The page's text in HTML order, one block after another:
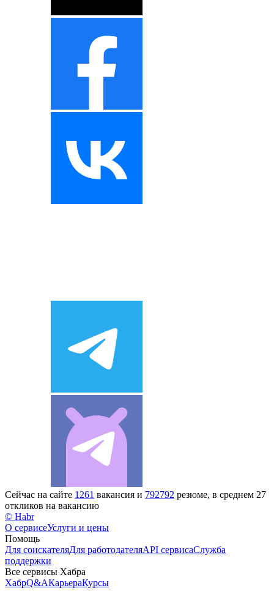
Сейчас на сайте 1261 вакансия и 792792 резюме, в среднем 27
откликов на вакансию
© Habr
О сервисеУслуги и цены
Помощь
Для соискателяДля работодателяAPI сервисаСлужба
поддержки
Все сервисы Хабра
ХабрQ&AКарьераКурсы